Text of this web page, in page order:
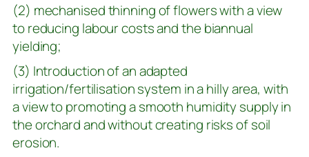
(2) mechanised thinning of flowers with a view
to reducing labour costs and the biannual
yielding;
(3) Introduction of an adapted
irrigation/fertilisation system in a hilly area, with
a view to promoting a smooth humidity supply in
the orchard and without creating risks of soil
erosion.